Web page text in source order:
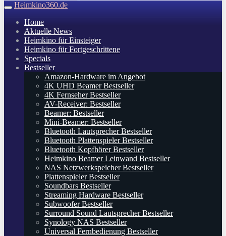
Toggle
navigation
Heimkino360.de
Home
Aktuelle News
Heimkino für Einsteiger
Heimkino für Fortgeschrittene
Specials
Bestseller
Amazon-Hardware im Angebot
4K UHD Beamer Bestseller
4K Fernseher Bestseller
AV-Receiver: Bestseller
Beamer: Bestseller
Mini-Beamer: Bestseller
Bluetooth Lautsprecher Bestseller
Bluetooth Plattenspieler Bestseller
Bluetooth Kopfhörer Bestseller
Heimkino Beamer Leinwand Bestseller
NAS Netzwerkspeicher Bestseller
Plattenspieler Bestseller
Soundbars Bestseller
Streaming Hardware Bestseller
Subwoofer Bestseller
Surround Sound Lautsprecher Bestseller
Synology NAS Bestseller
Universal Fernbedienung Bestseller